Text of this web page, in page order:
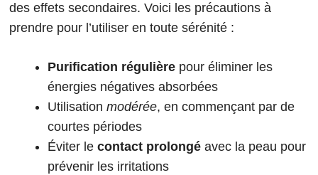
des effets secondaires. Voici les précautions à
prendre pour l’utiliser en toute sérénité :
Purification régulière pour éliminer les
énergies négatives absorbées
Utilisation modérée, en commençant par de
courtes périodes
Éviter le contact prolongé avec la peau pour
prévenir les irritations